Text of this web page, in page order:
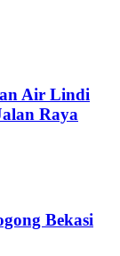
Air Lindi
Raya
Bekasi